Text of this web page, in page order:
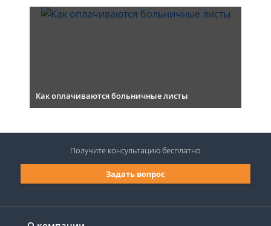
Как оплачиваются больничные листы
Задать вопрос
Получите консультациюбесплатно